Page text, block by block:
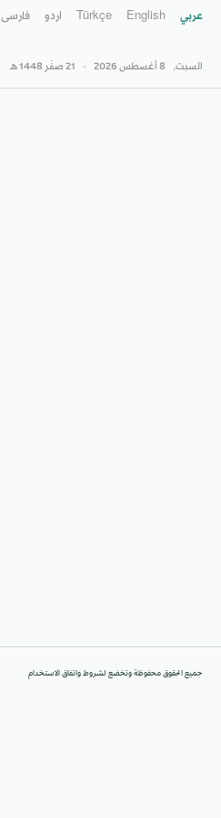
عربي English
Türkçe اردو فارسى
السبت, 8 أغسطس 2026 - 21 صفَر 1448 هـ
جميع الحقوق محفوظة وتخضع لشروط واتفاق الاستخدام